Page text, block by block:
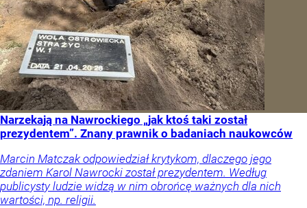
Narzekają na Nawrockiego „jak ktoś taki został
prezydentem”. Znany prawnik o badaniach naukowców
Marcin Matczak odpowiedział krytykom, dlaczego jego
zdaniem Karol Nawrocki został prezydentem. Według
publicysty ludzie widzą w nim obrońcę ważnych dla nich
wartości, np. religii.